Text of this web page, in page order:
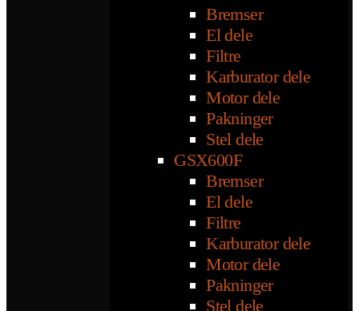
Bremser
El dele
Filtre
Karburator dele
Motor dele
Pakninger
Stel dele
GSX600F
Bremser
El dele
Filtre
Karburator dele
Motor dele
Pakninger
Stel dele